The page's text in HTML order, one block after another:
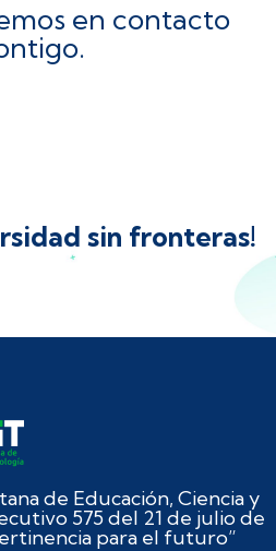
en contacto
sin fronteras!
de Educación, Ciencia y
575 del 21 de julio de
para el futuro”